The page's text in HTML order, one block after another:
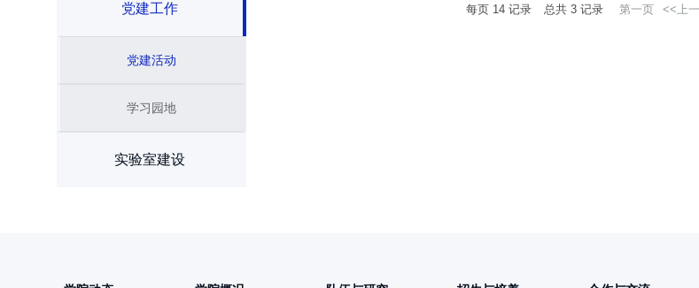
党建工作
党建活动
学习园地
实验室建设
每页 14记录 总共 3记录 第一页 <<上